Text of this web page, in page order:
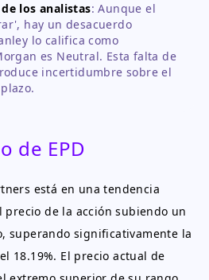
los analistas:Aunque el
hay un desacuerdo
lo califica como
es Neutral. Esta falta de
incertidumbre sobre el
de EPD
está en una tendencia
precio de la acción subiendo un
superando significativamente la
18.19%. El precio actual de